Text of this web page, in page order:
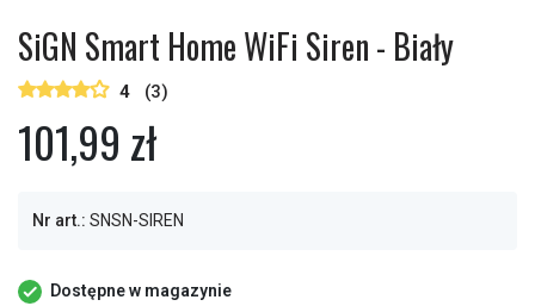
SiGN Smart Home WiFi Siren - Biały
4 (3)
101,99 zł
Nr art.: SNSN-SIREN
Dostępne w magazynie